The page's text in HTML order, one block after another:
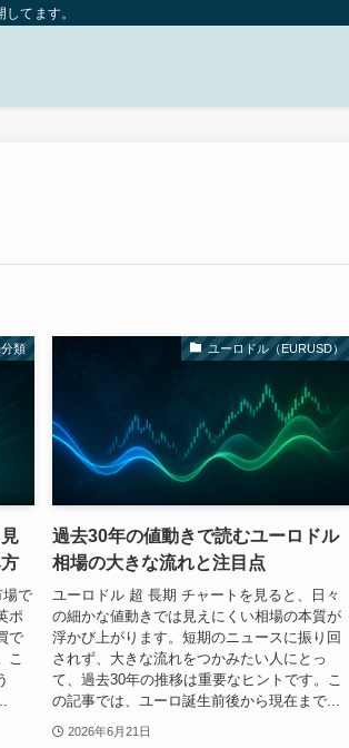
てます。
類
場で
ポ
で
こ
ユーロドル（EURUSD）
過去30年の値動きで読むユーロドル
相場の大きな流れと注目点
ユーロドル 超 長期 チャートを見ると、日々
の細かな値動きでは見えにくい相場の本質が
浮かび上がります。短期のニュースに振り回
されず、大きな流れをつかみたい人にとっ
て、過去30年の推移は重要なヒントです。こ
の記事では、ユーロ誕生前後から現在まで...
2026年6月21日